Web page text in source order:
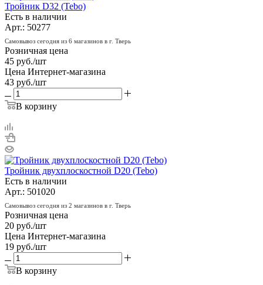
Тройник D32 (Tebo)
Есть в наличии
Арт.: 50277
Самовывоз сегодня из 6 магазинов в г. Тверь
Розничная цена
45 руб./шт
Цена Интернет-магазина
43 руб./шт
В корзину
Тройник двухплоскостной D20 (Tebo)
Есть в наличии
Арт.: 501020
Самовывоз сегодня из 2 магазинов в г. Тверь
Розничная цена
20 руб./шт
Цена Интернет-магазина
19 руб./шт
В корзину